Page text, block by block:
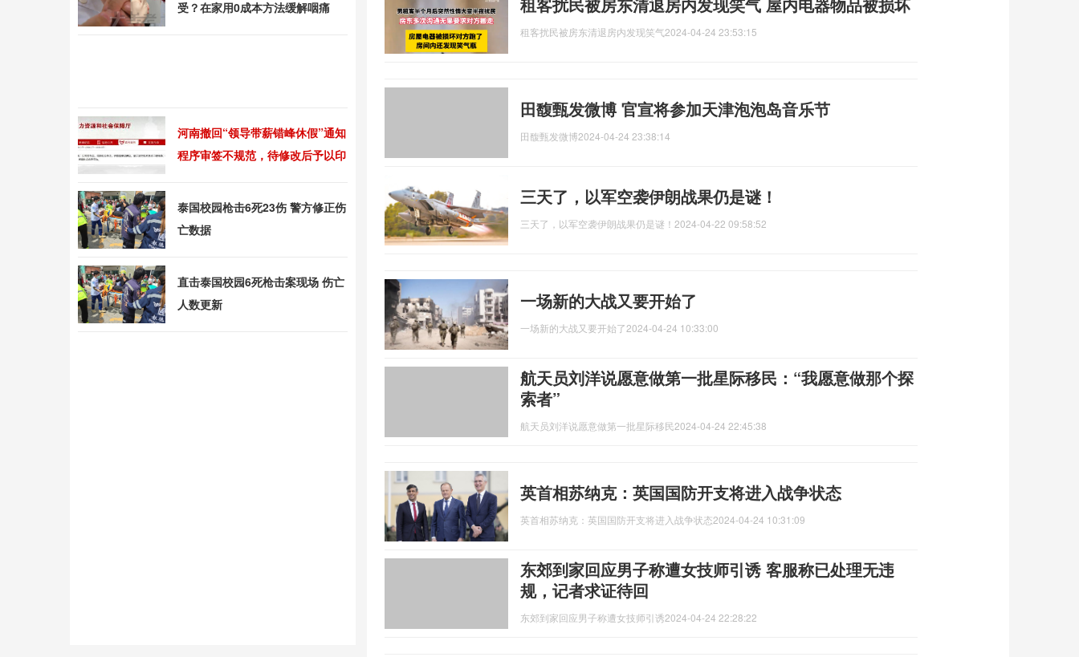
租客扰民被房东清退房内发现笑气2024-04-24 23:53:15
田馥甄发微博 官宣将参加天津泡泡岛音乐节
田馥甄发微博2024-04-24 23:38:14
三天了，以军空袭伊朗战果仍是谜！
三天了，以军空袭伊朗战果仍是谜！ 2024-04-22 09:58:52
一场新的大战又要开始了
一场新的大战又要开始了2024-04-24 10:33:00
航天员刘洋说愿意做第一批星际移民：“我愿意做那个探
索者”
航天员刘洋说愿意做第一批星际移民2024-04-24 22:45:38
英首相苏纳克：英国国防开支将进入战争状态
英首相苏纳克：英国国防开支将进入战争状态2024-04-24 10:31:09
东郊到家回应男子称遭女技师引诱 客服称已处理无违
规，记者求证待回
东郊到家回应男子称遭女技师引诱2024-04-24 22:28:22
受？在家用0成本方法缓解咽痛
河南撤回“领导带薪错峰休假”通知
程序审签不规范，待修改后予以印
泰国校园枪击6死23伤 警方修正伤
亡数据
直击泰国校园6死枪击案现场 伤亡
人数更新